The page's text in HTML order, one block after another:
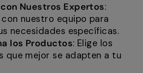
Nuestros Expertos:
nuestro equipo para
necesidades específicas.
los Productos: Elige los
que mejor se adapten a tu